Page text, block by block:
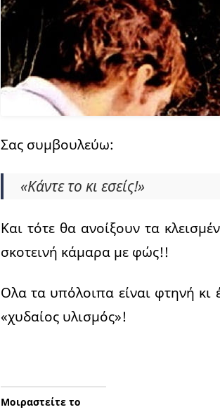
Σας συμβουλεύω:
«Κάντε το κι εσείς!»
Και τότε θα ανοίξουν τα
σκοτεινή κάμαρα με φώς!!
Ολα τα υπόλοιπα είναι φτηνή κι
«χυδαίος υλισμός»!
Μοιραστείτε το